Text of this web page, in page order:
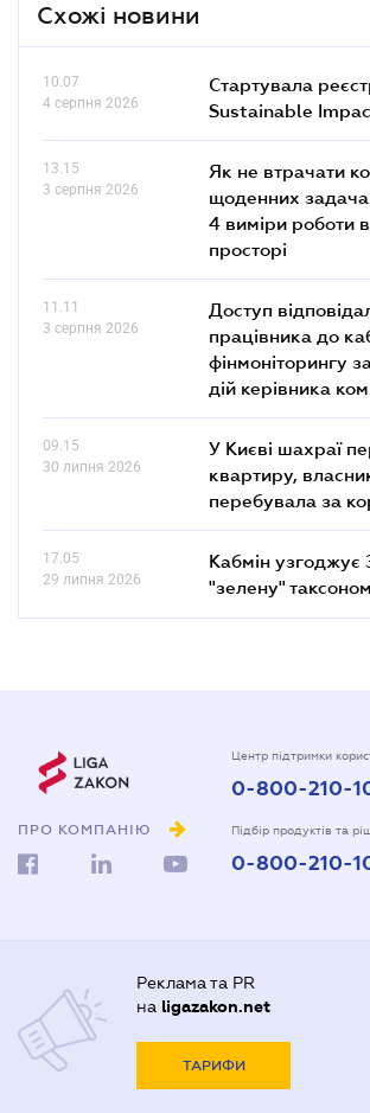
Схожі новини
10.07
4 серпня 2026
Стартувала
Sustainable
13.15
3 серпня 2026
Як не втрачати
щоденних
4 виміри роботи
просторі
11.11
3 серпня 2026
Доступ
працівника до
фінмоніторингу
дій керівника
09.15
30 липня 2026
У Києві шахраї
квартиру,
перебувала за
17.05
29 липня 2026
Кабмін узгоджує
"зелену"
ПРО КОМПАНІЮ
Центр підтримки
0-800-210-
Підбір продуктів та
0-800-210-
Реклама та PR
на ligazakon.net
ТАРИФИ